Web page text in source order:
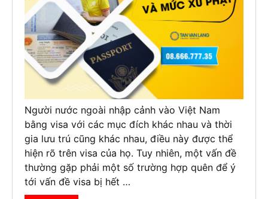
Người nước ngoài nhập cảnh vào Việt Nam
bằng visa với các mục đích khác nhau và thời
gia lưu trú cũng khác nhau, điều này được thể
hiện rõ trên visa của họ. Tuy nhiên, một vấn đề
thường gặp phải một số trường hợp quên để ý
tới vấn đề visa bị hết …